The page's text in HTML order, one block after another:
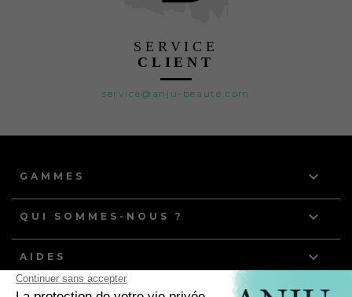
SERVICE
CLIENT
service@anju-beaute.com
GAMMES 
QUI SOMMES-NOUS ? 
AIDES 